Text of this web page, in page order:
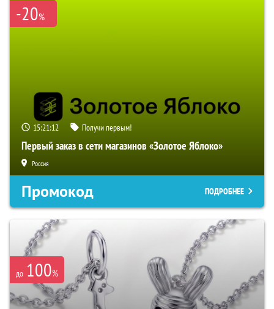
-20%
15:21:11 Получи первым!
Первый заказ в сети магазинов «Золотое Яблоко»
Россия
Промокод ПОДРОБНЕЕ
до 100%